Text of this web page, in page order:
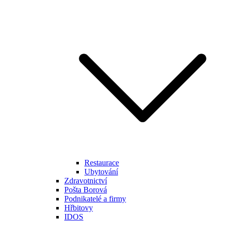
Restaurace
Ubytování
Zdravotnictví
Pošta Borová
Podnikatelé a firmy
Hřbitovy
IDOS